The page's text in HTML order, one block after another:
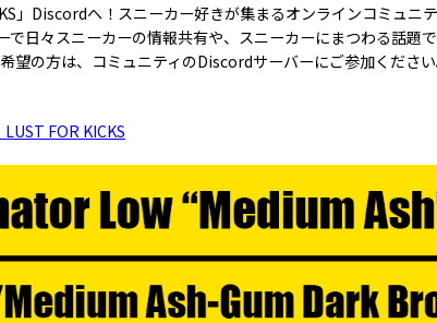
」Discordへ！スニーカー好きが集まるオンラインコミュニ
で日々スニーカーの情報共有や、スニーカーにまつわる話題
望の方は、コミュニティのDiscordサーバーにご参加くださ
FOR KICKS